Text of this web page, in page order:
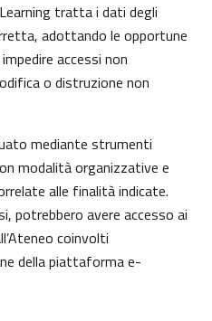
tratta i dati degli
adottando le opportune
accessi non
o distruzione non
mediante strumenti
modalità organizzative e
alle finalità indicate.
potrebbero avere accesso ai
coinvolti
della piattaforma e-